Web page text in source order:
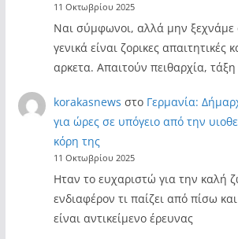
11 Οκτωβρίου 2025
Ναι σύμφωνοι, αλλά μην ξεχνάμε
γενικά είναι ζορικες απαιτητικές
αρκετα. Απαιτούν πειθαρχία,
korakasnews στο Γερμανία:
για ώρες σε υπόγειο από την
κόρη της
11 Οκτωβρίου 2025
Ηταν το ευχαριστώ για την καλή
ενδιαφέρον τι παίζει από πίσω
είναι αντικείμενο έρευνας